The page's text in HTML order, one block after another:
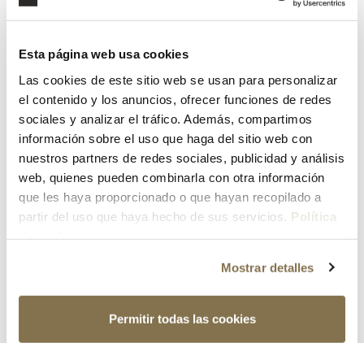
Esta página web usa cookies
Las cookies de este sitio web se usan para personalizar
el contenido y los anuncios, ofrecer funciones de redes
sociales y analizar el tráfico. Además, compartimos
información sobre el uso que haga del sitio web con
nuestros partners de redes sociales, publicidad y análisis
web, quienes pueden combinarla con otra información
que les haya proporcionado o que hayan recopilado a
partir del uso que haya hecho de sus servicios. Política
Mostrar detalles
Permitir todas las cookies
¿Has olvidado tu contraseña?